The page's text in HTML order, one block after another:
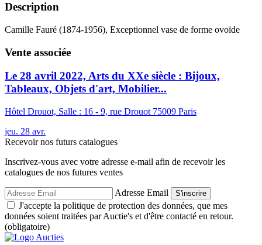
Description
Camille Fauré (1874-1956), Exceptionnel vase de forme ovoïde
Vente associée
Le 28 avril 2022, Arts du XXe siècle : Bijoux,
Tableaux, Objets d'art, Mobilier...
Hôtel Drouot, Salle : 16 - 9, rue Drouot 75009 Paris
jeu. 28 avr.
Recevoir nos futurs catalogues
Inscrivez-vous avec votre adresse e-mail afin de recevoir les
catalogues de nos futures ventes
Adresse Email S'inscrire
J'accepte la politique de protection des données, que mes
données soient traitées par Auctie's et d'être contacté en retour.
(obligatoire)